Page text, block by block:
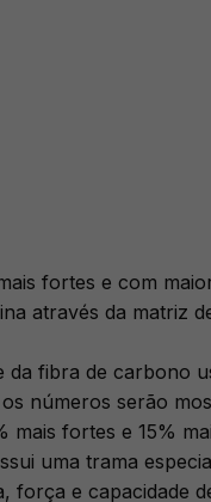
fortes e com
através da matriz
fibra de carbono
números serão
fortes e 15%
uma trama
força e capacidade